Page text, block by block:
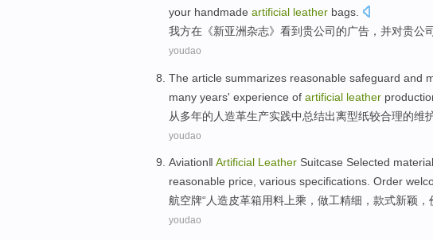
your handmade artificial leather bags
我方在 《新亚洲杂志》 看到贵公司的广告 ， 并对贵公
youdao
The article summarizes reasonable safeguard and
many years' experience of artificial leather
从多年的 人造革生产实践中总结出离型纸较合理的维
youdao
Aviation‖ Artificial Leather Suitcase Selected
reasonable price, various specifications. Order
航空牌“人造皮革箱用料上乘，做工精细 ， 款式新颖，
youdao